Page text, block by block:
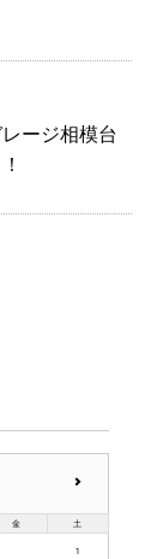
ージ相模台
金 土
1